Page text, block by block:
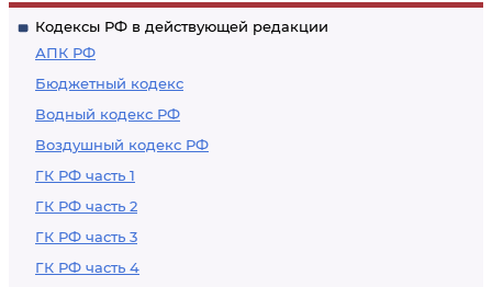
Кодексы РФ в действующей редакции
АПК РФ
Бюджетный кодекс
Водный кодекс РФ
Воздушный кодекс РФ
ГК РФ часть 1
ГК РФ часть 2
ГК РФ часть 3
ГК РФ часть 4